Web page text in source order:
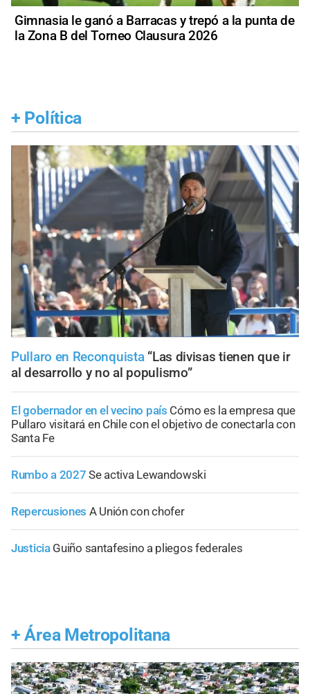
Gimnasia le ganó a Barracas y trepó a la punta de
la Zona B del Torneo Clausura 2026
+ Política
Pullaro en Reconquista “Las divisas tienen que ir
al desarrollo y no al populismo”
El gobernador en el vecino país Cómo es la empresa que
Pullaro visitará en Chile con el objetivo de conectarla con
Santa Fe
Rumbo a 2027 Se activa Lewandowski
Repercusiones A Unión con chofer
Justicia Guiño santafesino a pliegos federales
+ Área Metropolitana